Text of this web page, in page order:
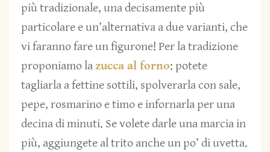
più tradizionale, una decisamente più
particolare e un’alternativa a due varianti, che
vi faranno fare un figurone! Per la tradizione
proponiamo lazucca al forno: potete
tagliarla a fettine sottili, spolverarla con sale,
pepe, rosmarino e timo e infornarla per una
decina di minuti. Se volete darle una marcia in
più, aggiungete al trito anche un po’ di uvetta.